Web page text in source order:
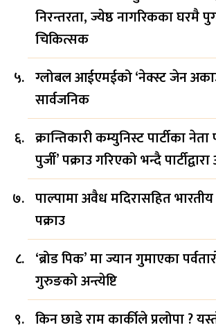
निरन्तरता, ज्येष्ठ नागरिकका घरमै
चिकित्सक
ग्लोबल आईएमईको ‘नेक्स्ट जेन
सार्वजनिक
क्रान्तिकारी कम्युनिस्ट पार्टीका नेता
पुर्जी’ पक्राउ गरिएको भन्दै
पाल्पामा अवैध मदिरासहित
पक्राउ
‘ब्रोड पिक’ मा ज्यान गुमाएका
गुरुङको अन्त्येष्टि
किन छाडे राम कार्कीले प्रलोपा ?